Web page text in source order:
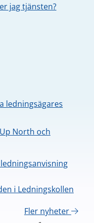
jag tjänsten?
ledningsägares
North och
i Ledningskollen
Fler nyheter